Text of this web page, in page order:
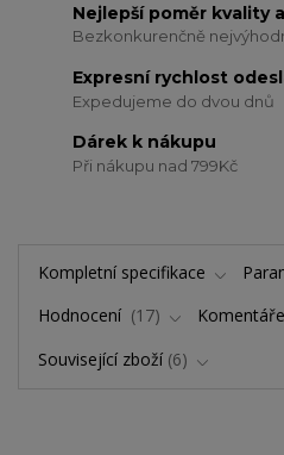
Nejlepší poměr kvality
Bezkonkurenčně
Expresní rychlost
Expedujeme do dvou dnů
Dárek k nákupu
Při nákupu nad 799Kč
Kompletní specifikace
Hodnocení
17 Komentáře
Související zboží 6